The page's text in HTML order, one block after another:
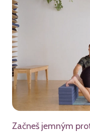
Začneš jemným